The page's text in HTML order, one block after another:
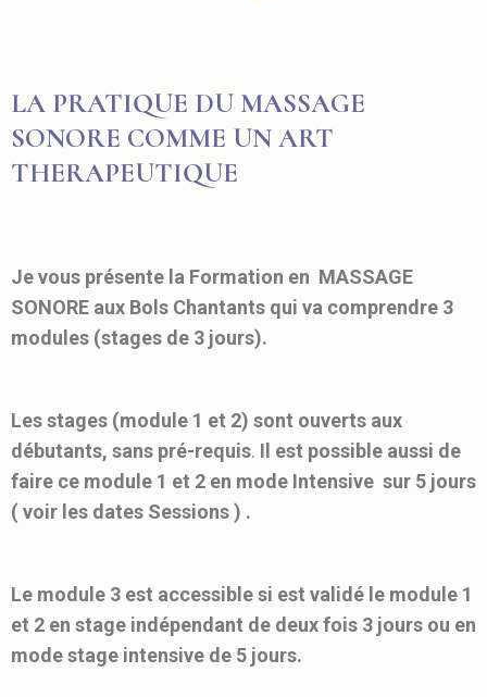
LA PRATIQUE DU MASSAGE
SONORE COMME UN ART
THERAPEUTIQUE
Je vous présente la Formation en MASSAGE
SONORE aux Bols Chantants qui va comprendre 3
modules (stages de 3 jours).
Les stages (module 1 et 2) sont ouverts aux
débutants, sans pré-requis. Il est possible aussi de
faire ce module 1 et 2 en mode Intensive sur 5 jours
( voir les dates Sessions ) .
Le module 3 est accessible si est validé le module 1
et 2 en stage indépendant de deux fois 3 jours ou en
mode stage intensive de 5 jours.